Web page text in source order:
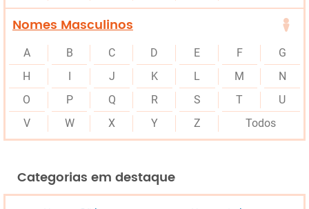
Nomes Masculinos
A B C D E F
G
H
J K L M
N
O
P Q R S T
U
V
W X Y Z Todos
Categorias em destaque